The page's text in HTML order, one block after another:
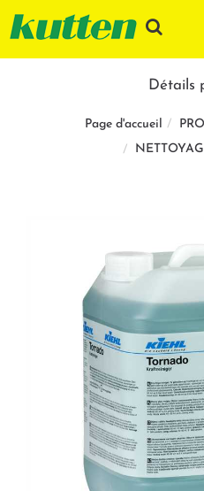
Détails
Page d'accueil